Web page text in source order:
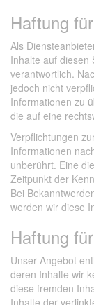
Haftung
Als
Inhalte auf diesen
verantwortlich.
jedoch nicht
Informationen zu
die auf eine
Verpflichtungen
Informationen
unberührt. Eine
Zeitpunkt der
Bei
werden wir diese
Haftung
Unser Angebot
deren Inhalte wir
diese fremden
Inhalte der